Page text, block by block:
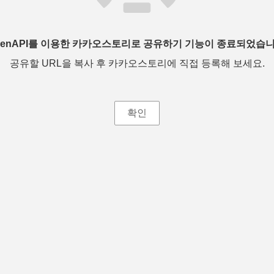
를 이용한 카카오스토리로 공유하기 기능이 종료되었습
공유할 URL을 복사 후 카카오스토리에 직접 등록해 보세요.
확인